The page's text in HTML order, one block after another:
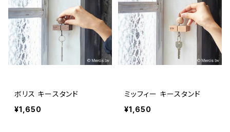
ボリス キースタンド
¥1,650
ミッフィー キースタンド
¥1,650